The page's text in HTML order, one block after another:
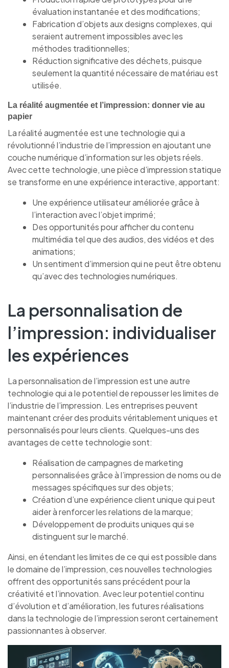
évaluation instantanée et des modifications;
Fabrication d’objets aux designs complexes, qui
seraient autrement impossibles avec les
méthodes traditionnelles;
Réduction significative des déchets, puisque
seulement la quantité nécessaire de matériau est
utilisée.
La réalité augmentée et l’impression: donner vie au
papier
La réalité augmentée est une technologie qui a
révolutionné l’industrie de l’impression en ajoutant une
couche numérique d’information sur les objets réels.
Avec cette technologie, une pièce d’impression statique
se transforme en une expérience interactive, apportant:
Une expérience utilisateur améliorée grâce à
l’interaction avec l’objet imprimé;
Des opportunités pour afficher du contenu
multimédia tel que des audios, des vidéos et des
animations;
Un sentiment d’immersion qui ne peut être obtenu
qu’avec des technologies numériques.
La personnalisation de
l’impression: individualiser
les expériences
La personnalisation de l’impression est une autre
technologie qui a le potentiel de repousser les limites de
l’industrie de l’impression. Les entreprises peuvent
maintenant créer des produits véritablement uniques et
personnalisés pour leurs clients. Quelques-uns des
avantages de cette technologie sont:
Réalisation de campagnes de marketing
personnalisées grâce à l’impression de noms ou de
messages spécifiques sur des objets;
Création d’une expérience client unique qui peut
aider à renforcer les relations de la marque;
Développement de produits uniques qui se
distinguent sur le marché.
Ainsi, en étendant les limites de ce qui est possible dans
le domaine de l’impression, ces nouvelles technologies
offrent des opportunités sans précédent pour la
créativité et l’innovation. Avec leur potentiel continu
d’évolution et d’amélioration, les futures réalisations
dans la technologie de l’impression seront certainement
passionnantes à observer.